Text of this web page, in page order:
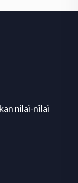
nilai-nilai